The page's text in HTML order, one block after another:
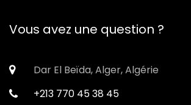
Vous avez une question ?
Dar El Beïda, Alger, Algérie
+213 770 45 38 45